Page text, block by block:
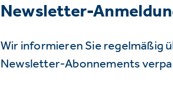
Newsletter-
Wir informieren Sie regelmäßig
Newsletter-Abonnements